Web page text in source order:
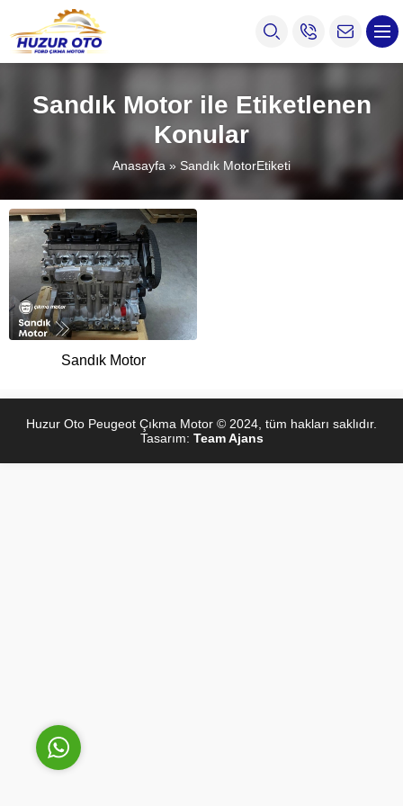
Sandık Motor ile Etiketlenen
Konular
Anasayfa» Sandık MotorEtiketi
Sandık Motor
Huzur Oto Peugeot Çıkma Motor © 2024, tüm hakları saklıdır.
Tasarım: Team Ajans